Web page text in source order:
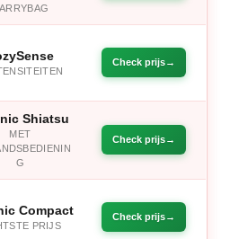
Check prijs
Shiatsu
MET
G
Check prijs
Compact
PRIJS
Check prijs